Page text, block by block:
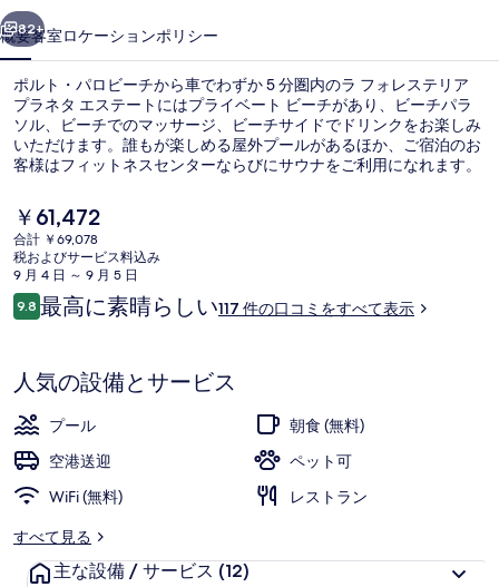
ア
プ
ラ
ネ
タ
エ
ス
テ
ー
の
写
真
ギ
ャ
次へ
82+
概要客室ロケーションポリシー
ポルト・パロビーチから車でわずか 5 分圏内のラ フォレステリア
プラネタ エステートにはプライベート ビーチがあり、ビーチパラ
ソル、ビーチでのマッサージ、ビーチサイドでドリンクをお楽しみ
いただけます。誰もが楽しめる屋外プールがあるほか、ご宿泊のお
客様はフィットネスセンターならびにサウナをご利用になれます。
ジでは冷たいお飲み物をお楽しみいただけます。その他の設備とし
てワイナリー、プールサイドバー、およびスチームサウナなどが、
このブティックホテルに備わっています。
現
在
の
料
金
は
す
￥61,472
合計 ￥69,078
税およびサービス料込み
9 月 4 日 ～ 9 月 5 日
口
コ
9.810段階中9.8
最高に素晴らしい117 件の口コミをすべて表示
人気の設備とサービス
プール
朝食 (無料)
空港送迎
ペット可
WiFi (無料)
レストラン
すべて見る
主な設備 / サービス (12)